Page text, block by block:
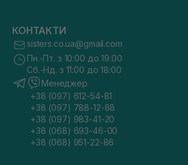
КОНТАКТИ
sisters.co.ua@gmail.com
Пн.-Пт. з 10:00 до 19:00
Сб.-Нд. з 11:00 до 18:00
Менеджер
+38 (097) 612-54-81
+38 (097) 788-12-88
+38 (097) 983-41-20
+38 (068) 693-46-00
+38 (068) 951-22-86